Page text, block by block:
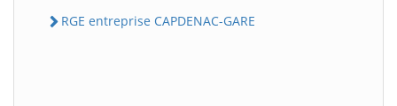
RGE entreprise CAPDENAC-GARE